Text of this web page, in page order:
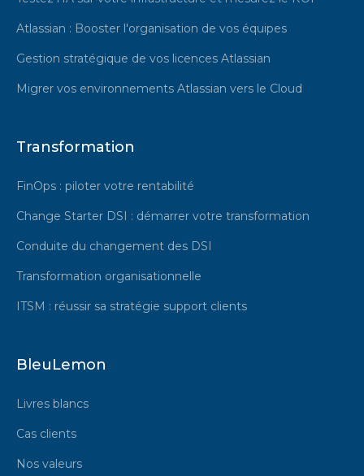
Atlassian : Booster l'organisation de vos équipes
Gestion stratégique de vos licences Atlassian
Migrer vos environnements Atlassian vers le Cloud
Transformation
FinOps : piloter votre rentabilité
Change Starter DSI : démarrer votre transformation
Conduite du changement des DSI
Transformation organisationnelle
ITSM : réussir sa stratégie support clients
BleuLemon
Livres blancs
Cas clients
Nos valeurs